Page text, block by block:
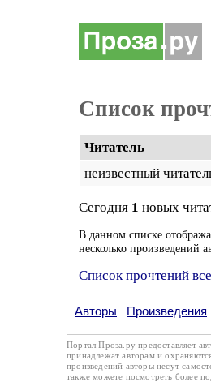
Список
Читатель
неизвестный
Сегодня 1 новых
В данном списке
несколько произведений
Список прочтений
Авторы Произведения
Портал Проза.ру предоставляет
принадлежат авторам и
произведений авторы несут
также можете посмотреть более